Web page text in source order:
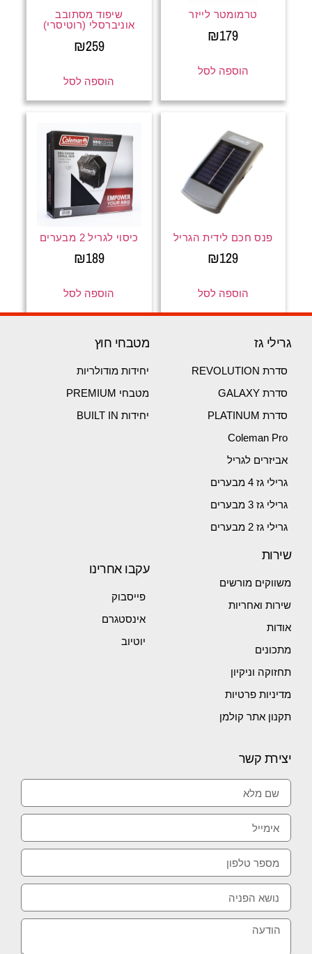
טרמומטר לייזר
₪179
הוספה לסל
שיפוד מסתובב
אוניברסלי (רוטיסרי)
₪259
הוספה לסל
פנס חכם לידית הגריל
₪129
הוספה לסל
כיסוי לגריל 2 מבערים
₪189
הוספה לסל
גרילי גז
סדרת REVOLUTION
סדרת GALAXY
סדרת PLATINUM
Coleman Pro
אביזרים לגריל
גרילי גז 4 מבערים
גרילי גז 3 מבערים
גרילי גז 2 מבערים
מטבחי חוץ
יחידות מודולריות
מטבחי PREMIUM
יחידות BUILT IN
שירות
משווקים מורשים
שירות ואחריות
אודות
מתכונים
תחזוקה וניקיון
מדיניות פרטיות
תקנון אתר קולמן
עקבו אחרינו
פייסבוק
אינסטגרם
יוטיוב
יצירת קשר